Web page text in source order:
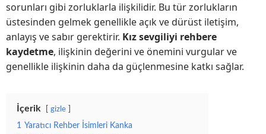
sorunları gibi zorluklarla ilişkilidir. Bu tür zorlukların
üstesinden gelmek genellikle açık ve dürüst iletişim,
anlayış ve sabır gerektirir. Kız sevgiliyi rehbere
kaydetme, ilişkinin değerini ve önemini vurgular ve
genellikle ilişkinin daha da güçlenmesine katkı sağlar.
İçerik gizle
1 Yaratıcı Rehber İsimleri Kanka